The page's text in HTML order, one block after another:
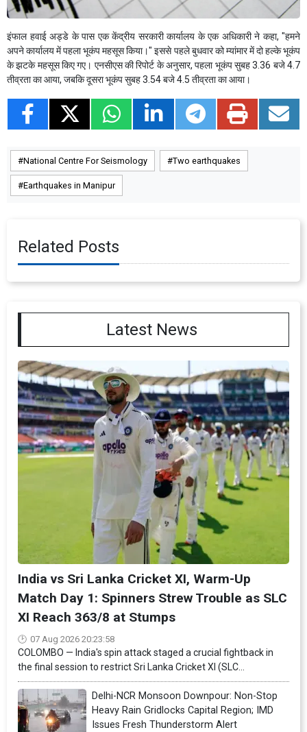
इंफाल हवाई अड्डे के पास एक केंद्रीय सरकारी कार्यालय के एक अधिकारी ने कहा, "हमने
अपने कार्यालय में पहला भूकंप महसूस किया।" इससे पहले बुधवार को म्यांमार में दो हल्के भूकंप
के झटके महसूस किए गए। एनसीएस की रिपोर्ट के अनुसार, पहला भूकंप सुबह 3.36 बजे 4.7
तीव्रता का आया, जबकि दूसरा भूकंप सुबह 3.54 बजे 4.5 तीव्रता का आया।
National Centre For Seismology Two earthquakes
Earthquakes in Manipur
Related Posts
Latest News
India vs Sri Lanka Cricket XI, Warm-Up
Match Day 1: Spinners Strew Trouble as SLC
XI Reach 363/8 at Stumps
07 Aug 2026 20:23:58
COLOMBO — India's spin attack staged a crucial fightback in
the final session to restrict Sri Lanka Cricket XI (SLC...
Delhi-NCR Monsoon Downpour: Non-Stop
Heavy Rain Gridlocks Capital Region; IMD
Issues Fresh Thunderstorm Alert